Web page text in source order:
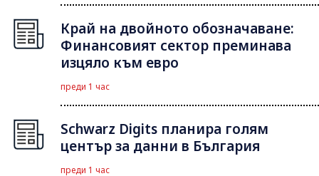
Край на двойното обозначаване:
Финансовият сектор преминава
изцяло към евро
преди 1 час
Schwarz Digits планира голям
център за данни в България
преди 1 час